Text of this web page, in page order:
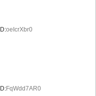
ID:oeIcrXbr0
ID:FqWdd7AR0